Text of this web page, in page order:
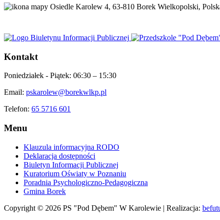
Osiedle Karolew 4, 63-810 Borek Wielkopolski,
Kontakt
Poniedziałek - Piątek: 06:30 – 15:30
Email: pskarolew@borekwlkp.pl
Telefon: 65 5716 601
Menu
Klauzula informacyjna RODO
Deklaracja dostępności
Biuletyn Informacji Publicznej
Kuratorium Oświaty w Poznaniu
Poradnia Psychologiczno-Pedagogiczna
Gmina Borek
Copyright © 2026 PS "Pod Dębem" W Karolewie | Realizacja: